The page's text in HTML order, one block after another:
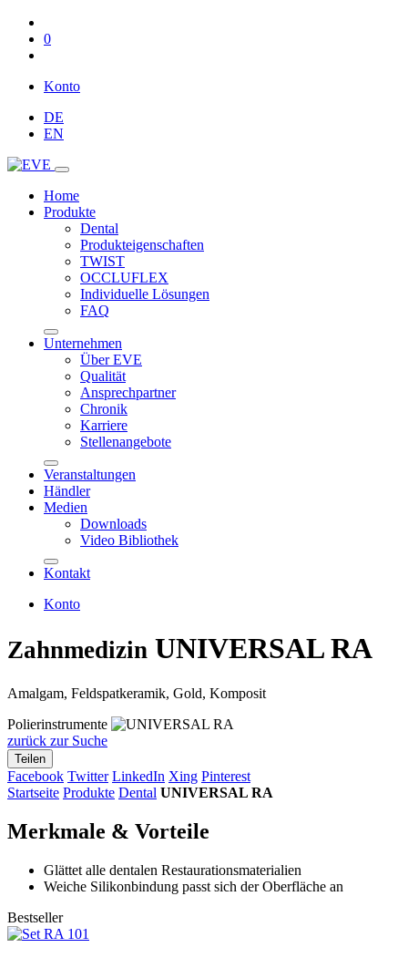
0
Konto
DE
EN
Home
Produkte
Dental
Produkteigenschaften
TWIST
OCCLUFLEX
Individuelle Lösungen
FAQ
Unternehmen
Über EVE
Qualität
Ansprechpartner
Chronik
Karriere
Stellenangebote
Veranstaltungen
Händler
Medien
Downloads
Video Bibliothek
Kontakt
Konto
Zahnmedizin UNIVERSAL RA
Amalgam, Feldspatkeramik, Gold, Komposit
Polierinstrumente
zurück zur Suche
Teilen
Facebook Twitter LinkedIn Xing Pinterest
Startseite Produkte Dental UNIVERSAL RA
Merkmale & Vorteile
Glättet alle dentalen Restaurationsmaterialien
Weiche Silikonbindung passt sich der Oberfläche an
Bestseller